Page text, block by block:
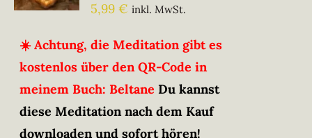
5,99€ inkl. MwSt.
☀️ Achtung, die Meditation gibt es
kostenlos über den QR-Code in
meinem Buch: Beltane Du kannst
diese Meditation nach dem Kauf
downloaden und sofort hören!